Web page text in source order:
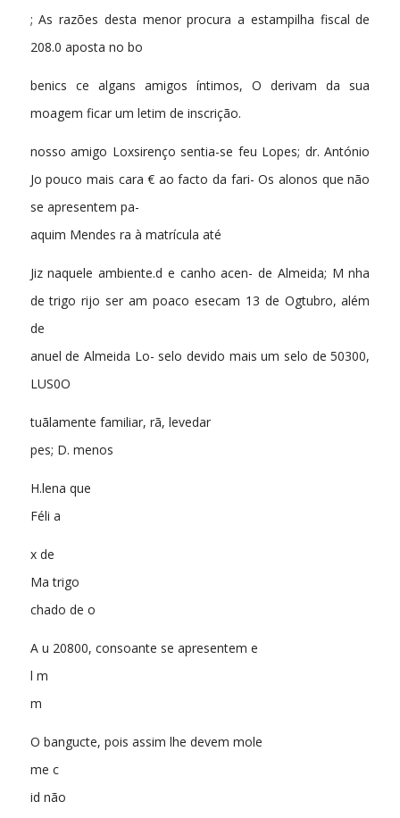
; As razões desta menor procura a estampilha fiscal de
208.0 aposta no bo
benics ce algans amigos íntimos, O derivam da sua
moagem ficar um letim de inscrição.
nosso amigo Loxsirenço sentia-se feu Lopes; dr. António
Jo pouco mais cara € ao facto da fari- Os alonos que não
se apresentem pa-
aquim Mendes ra à matrícula até
Jiz naquele ambiente.d e canho acen- de Almeida; M nha
de trigo rijo ser am poaco esecam 13 de Ogtubro, além
de
anuel de Almeida Lo- selo devido mais um selo de 50300,
LUS0O
tuãlamente familiar, rã, levedar
pes; D. menos
H.lena que
Féli a
x de
Ma trigo
chado de o
A u 20800, consoante se apresentem e
l m
m
O bangucte, pois assim lhe devem mole
me c
id não